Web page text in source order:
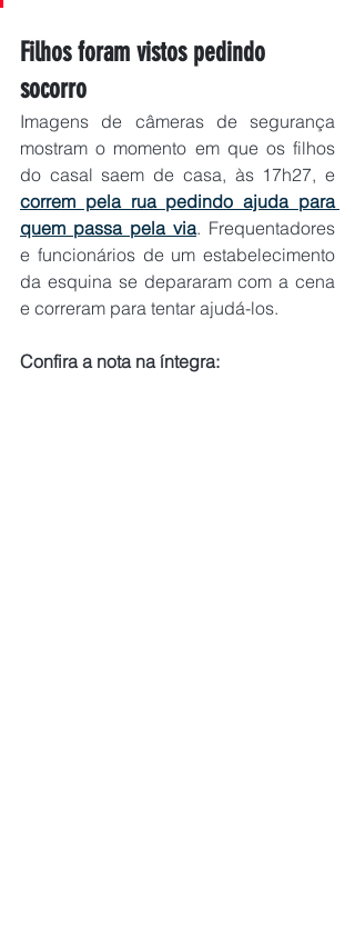
Filhos foram vistos pedindo
socorro
Imagens de câmeras de segurança
mostram o momento em que os filhos
correm pela rua pedindo ajuda para
quem passa pela via. Frequentadores
e funcionários de um estabelecimento
da esquina se depararam com a cena
e correram para tentar ajudá-los.
Confira a nota na íntegra: